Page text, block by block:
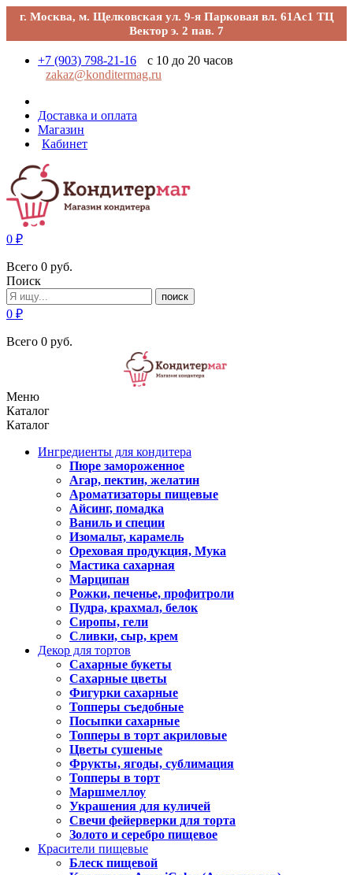
г. Москва, м. Щелковская ул. 9-я Парковая вл. 61Ас1 ТЦ
Вектор э. 2 пав. 7
+7 (903) 798-21-16
с 10 до 20 часов
zakaz@konditermag.ru
Доставка и оплата
Магазин
Кабинет
0 ₽
Всего 0 руб.
Поиск
поиск
0 ₽
Всего 0 руб.
Меню
Каталог
Каталог
Ингредиенты для кондитера
Пюре замороженное
Агар, пектин, желатин
Ароматизаторы пищевые
Айсинг, помадка
Ваниль и специи
Изомальт, карамель
Ореховая продукция, Мука
Мастика сахарная
Марципан
Рожки, печенье, профитроли
Пудра, крахмал, белок
Сиропы, гели
Сливки, сыр, крем
Декор для тортов
Сахарные букеты
Сахарные цветы
Фигурки сахарные
Топперы съедобные
Посыпки сахарные
Топперы в торт акриловые
Цветы сушеные
Фрукты, ягоды, сублимация
Топперы в торт
Маршмеллоу
Украшения для куличей
Свечи фейерверки для торта
Золото и серебро пищевое
Красители пищевые
Блеск пищевой